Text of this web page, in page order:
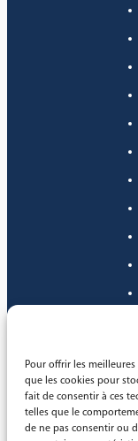
Pour offrir les
que les cookies pour
fait de consentir à ces
telles que le
de ne pas consentir ou